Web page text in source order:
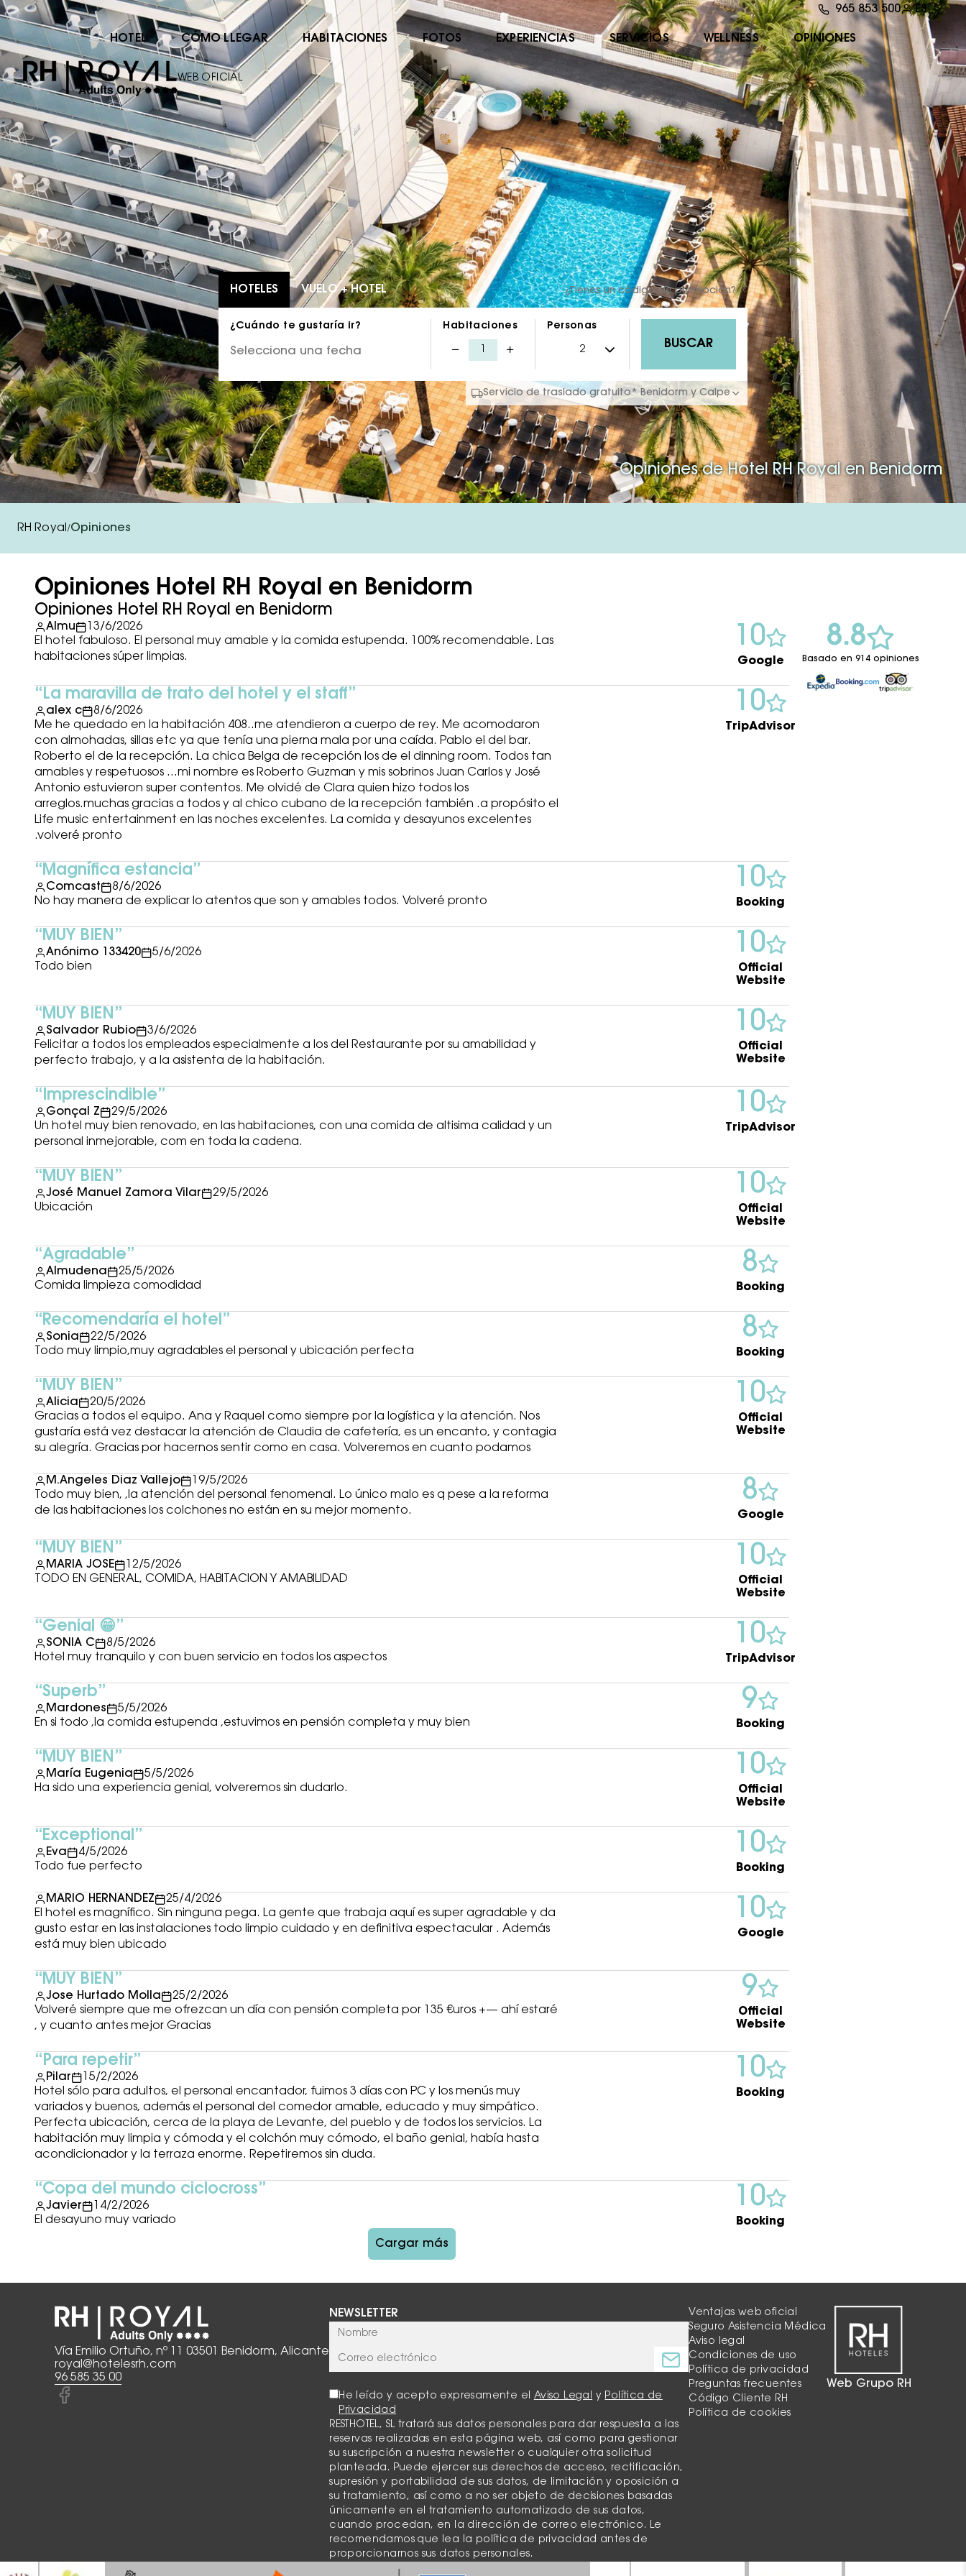
HOTEL CÓMO LLEGAR HABITACIONES FOTOS EXPERIENCIAS SERVICIOS WELLNESS OPINIONES
WEB OFICIAL
965 853 500 ES
Opiniones de Hotel RH Royal en Benidorm
HOTELES VUELO + HOTEL
¿Cuándo te gustaría ir? Habitaciones Personas
BUSCAR
¿Tienes un código de promoción?
Servicio de traslado gratuito* Benidorm y Calpe
RH Royal /Opiniones
Opiniones Hotel RH Royal en Benidorm
Opiniones Hotel RH Royal en Benidorm
Almu
13/6/2026
El hotel fabuloso. El personal muy amable y la comida estupenda. 100% recomendable. Las
habitaciones súper limpias.
10
Google
La maravilla de trato del hotel y el staff
alex c
8/6/2026
Me he quedado en la habitación 408..me atendieron a cuerpo de rey. Me acomodaron
con almohadas, sillas etc ya que tenía una pierna mala por una caída. Pablo el del bar.
Roberto el de la recepción. La chica Belga de recepción los de el dinning room. Todos tan
amables y respetuosos ...mi nombre es Roberto Guzman y mis sobrinos Juan Carlos y José
Antonio estuvieron super contentos. Me olvidé de Clara quien hizo todos los
arreglos.muchas gracias a todos y al chico cubano de la recepción también .a propósito el
Life music entertainment en las noches excelentes. La comida y desayunos excelentes
.volveré pronto
10
TripAdvisor
Magnífica estancia
Comcast
8/6/2026
No hay manera de explicar lo atentos que son y amables todos. Volveré pronto
10
Booking
MUY BIEN
Anónimo 133420
5/6/2026
Todo bien
10
Official
Website
MUY BIEN
Salvador Rubio
3/6/2026
Felicitar a todos los empleados especialmente a los del Restaurante por su amabilidad y
perfecto trabajo, y a la asistenta de la habitación.
10
Official
Website
Imprescindible
Gonçal Z
29/5/2026
Un hotel muy bien renovado, en las habitaciones, con una comida de altisima calidad y un
personal inmejorable, com en toda la cadena.
10
TripAdvisor
MUY BIEN
José Manuel Zamora Vilar
29/5/2026
Ubicación
10
Official
Website
Agradable
Almudena
25/5/2026
Comida limpieza comodidad
8
Booking
Recomendaría el hotel
Sonia
22/5/2026
Todo muy limpio,muy agradables el personal y ubicación perfecta
8
Booking
MUY BIEN
Alicia
20/5/2026
Gracias a todos el equipo. Ana y Raquel como siempre por la logística y la atención. Nos
gustaría está vez destacar la atención de Claudia de cafetería, es un encanto, y contagia
su alegría. Gracias por hacernos sentir como en casa. Volveremos en cuanto podamos
10
Official
Website
M.Angeles Diaz Vallejo
19/5/2026
Todo muy bien, ,la atención del personal fenomenal. Lo único malo es q pese a la reforma
de las habitaciones los colchones no están en su mejor momento.
8
Google
MUY BIEN
MARIA JOSE
12/5/2026
TODO EN GENERAL, COMIDA, HABITACION Y AMABILIDAD
10
Official
Website
Genial 😁
SONIA C
8/5/2026
Hotel muy tranquilo y con buen servicio en todos los aspectos
10
TripAdvisor
Superb
Mardones
5/5/2026
En si todo ,la comida estupenda ,estuvimos en pensión completa y muy bien
9
Booking
MUY BIEN
María Eugenia
5/5/2026
Ha sido una experiencia genial, volveremos sin dudarlo.
10
Official
Website
Exceptional
Eva
4/5/2026
Todo fue perfecto
10
Booking
MARIO HERNANDEZ
25/4/2026
El hotel es magnífico. Sin ninguna pega. La gente que trabaja aquí es super agradable y da
gusto estar en las instalaciones todo limpio cuidado y en definitiva espectacular . Además
está muy bien ubicado
10
Google
MUY BIEN
Jose Hurtado Molla
25/2/2026
Volveré siempre que me ofrezcan un día con pensión completa por 135 €uros +— ahí estaré
, y cuanto antes mejor Gracias
9
Official
Website
Para repetir
Pilar
15/2/2026
Hotel sólo para adultos, el personal encantador, fuimos 3 días con PC y los menús muy
variados y buenos, además el personal del comedor amable, educado y muy simpático.
Perfecta ubicación, cerca de la playa de Levante, del pueblo y de todos los servicios. La
habitación muy limpia y cómoda y el colchón muy cómodo, el baño genial, había hasta
acondicionador y la terraza enorme. Repetiremos sin duda.
10
Booking
Copa del mundo ciclocross
Javier
14/2/2026
El desayuno muy variado
10
Booking
Cargar más
8.8
Basado en 914 opiniones
Vía Emilio Ortuño, nº 11 03501 Benidorm, Alicante
royal@hotelesrh.com
96 585 35 00
NEWSLETTER
He leído y acepto expresamente el Aviso Legal y Política de
Privacidad
RESTHOTEL, SL tratará sus datos personales para dar respuesta a las
reservas realizadas en esta página web, así como para gestionar
su suscripción a nuestra newsletter o cualquier otra solicitud
planteada. Puede ejercer sus derechos de acceso, rectificación,
supresión y portabilidad de sus datos, de limitación y oposición a
su tratamiento, así como a no ser objeto de decisiones basadas
únicamente en el tratamiento automatizado de sus datos,
cuando procedan, en la dirección de correo electrónico. Le
recomendamos que lea la política de privacidad antes de
proporcionarnos sus datos personales.
Ventajas web oficial
Seguro Asistencia Médica
Aviso legal
Condiciones de uso
Política de privacidad
Preguntas frecuentes
Código Cliente RH
Política de cookies
Web Grupo RH